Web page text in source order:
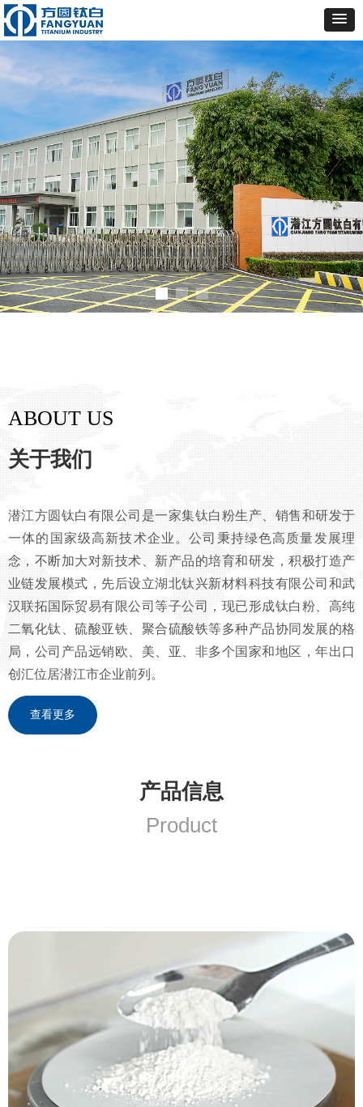
产品信息
Product
关于我们
ABOUT US
潜江方圆钛白有限公司是一家集钛白粉生产、销售和研发于
一体的国家级高新技术企业。公司秉持绿色高质量发展理
念，不断加大对新技术、新产品的培育和研发，积极打造产
业链发展模式，先后设立湖北钛兴新材料科技有限公司和武
汉联拓国际贸易有限公司等子公司，现已形成钛白粉、高纯
二氧化钛、硫酸亚铁、聚合硫酸铁等多种产品协同发展的格
局，公司产品远销欧、美、亚、非多个国家和地区，年出口
创汇位居潜江市企业前列。
查看更多